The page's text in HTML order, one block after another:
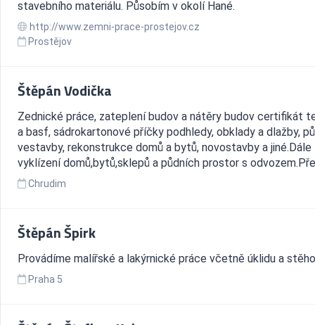
stavebního materiálu. Působím v okolí Hané.
http://www.zemni-prace-prostejov.cz
Prostějov
Štěpán Vodička
Zednické práce, zateplení budov a nátěry budov certifikát
a basf, sádrokartonové příčky podhledy, obklady a dlažby,
vestavby, rekonstrukce domů a bytů, novostavby a jiné.Dále
vyklízení domů,bytů,sklepů a půdních prostor s
Chrudim
Štěpán Špirk
Provádíme malířské a lakýrnické práce včetně úklidu a
Praha 5